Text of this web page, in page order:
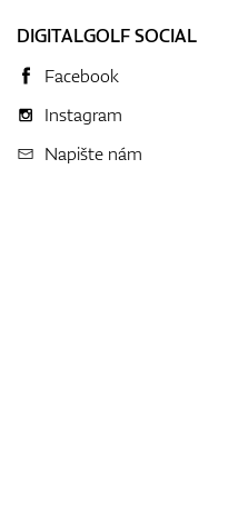
DIGITALGOLF SOCIAL
Facebook
Instagram
Napište nám